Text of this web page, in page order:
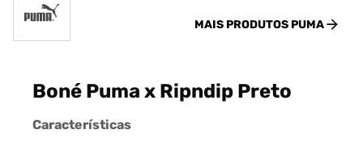
MAIS PRODUTOS PUMA
Boné Puma x Ripndip Preto
Características